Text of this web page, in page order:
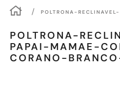
POLTRONA-
POLTRONA-
PAPAI-MAMAE-
CORANO-